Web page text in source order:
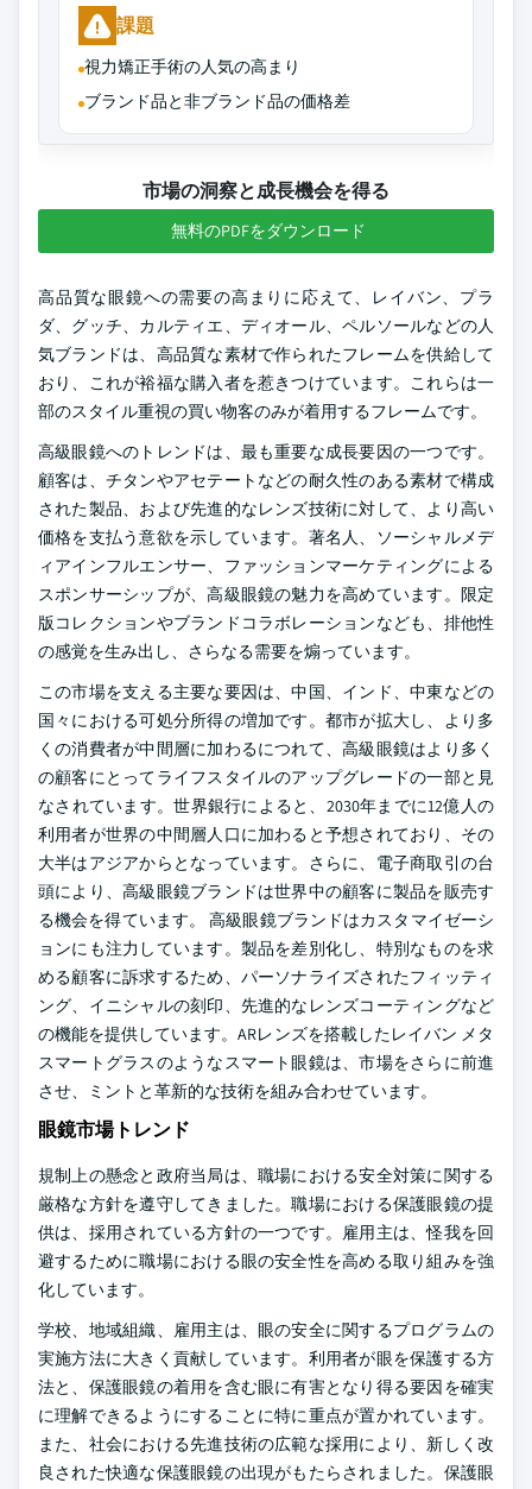
課題
視力矯正手術の人気の高まり
ブランド品と非ブランド品の価格差
市場の洞察と成長機会を得る
無料のPDFをダウンロード
高品質な眼鏡への需要の高まりに応えて、レイバン、プラ
ダ、グッチ、カルティエ、ディオール、ペルソールなどの人
気ブランドは、高品質な素材で作られたフレームを供給して
おり、これが裕福な購入者を惹きつけています。これらは一
部のスタイル重視の買い物客のみが着用するフレームです。
高級眼鏡へのトレンドは、最も重要な成長要因の一つです。
顧客は、チタンやアセテートなどの耐久性のある素材で構成
された製品、および先進的なレンズ技術に対して、より高い
価格を支払う意欲を示しています。著名人、ソーシャルメデ
ィアインフルエンサー、ファッションマーケティングによる
スポンサーシップが、高級眼鏡の魅力を高めています。限定
版コレクションやブランドコラボレーションなども、排他性
の感覚を生み出し、さらなる需要を煽っています。
この市場を支える主要な要因は、中国、インド、中東などの
国々における可処分所得の増加です。都市が拡大し、より多
くの消費者が中間層に加わるにつれて、高級眼鏡はより多く
の顧客にとってライフスタイルのアップグレードの一部と見
なされています。世界銀行によると、2030年までに12億人の
利用者が世界の中間層人口に加わると予想されており、その
大半はアジアからとなっています。さらに、電子商取引の台
頭により、高級眼鏡ブランドは世界中の顧客に製品を販売す
る機会を得ています。
高級眼鏡ブランドはカスタマイゼーシ
ョンにも注力しています。製品を差別化し、特別なものを求
める顧客に訴求するため、パーソナライズされたフィッティ
ング、イニシャルの刻印、先進的なレンズコーティングなど
の機能を提供しています。ARレンズを搭載したレイバン メタ
スマートグラスのようなスマート眼鏡は、市場をさらに前進
させ、ミントと革新的な技術を組み合わせています。
眼鏡市場トレンド
規制上の懸念と政府当局は、職場における安全対策に関する
厳格な方針を遵守してきました。職場における保護眼鏡の提
供は、採用されている方針の一つです。雇用主は、怪我を回
避するために職場における眼の安全性を高める取り組みを強
化しています。
学校、地域組織、雇用主は、眼の安全に関するプログラムの
実施方法に大きく貢献しています。利用者が眼を保護する方
法と、保護眼鏡の着用を含む眼に有害となり得る要因を確実
に理解できるようにすることに特に重点が置かれています。
また、社会における先進技術の広範な採用により、新しく改
良された快適な保護眼鏡の出現がもたらされました。保護眼